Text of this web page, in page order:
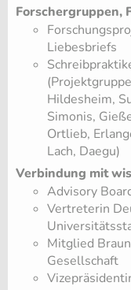
Forschergruppen,
Liebesbriefs
Hildesheim,
Simonis,
Ortlieb,
Lach, Daegu)
Verbindung mit
Advisory
Vertreterin
Mitglied
Gesellschaft